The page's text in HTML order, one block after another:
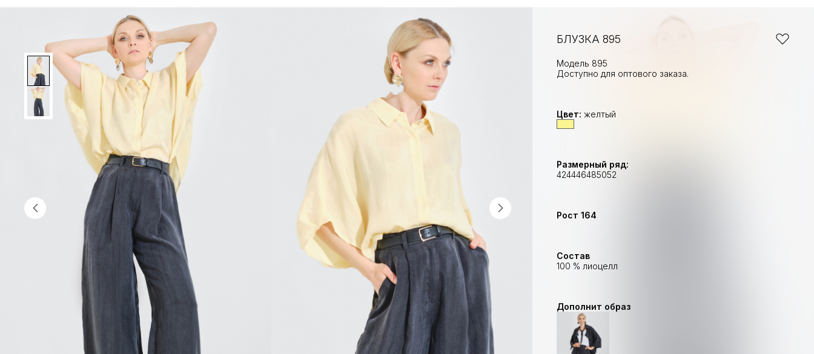
БЛУЗКА 895
Модель 895
Доступно для оптового заказа.
Цвет: желтый
Размерный ряд:
424446485052
Рост 164
Состав
100 % лиоцелл
Дополнит образ